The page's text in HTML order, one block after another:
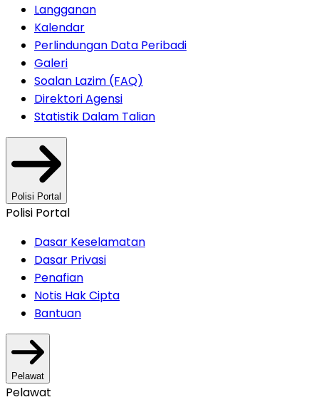
Langganan
Kalendar
Perlindungan Data Peribadi
Galeri
Soalan Lazim (FAQ)
Direktori Agensi
Statistik Dalam Talian
Polisi Portal
Polisi Portal
Dasar Keselamatan
Dasar Privasi
Penafian
Notis Hak Cipta
Bantuan
Pelawat
Pelawat